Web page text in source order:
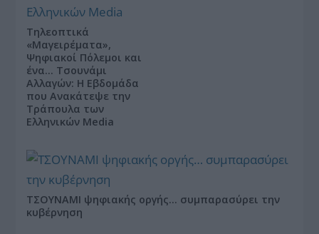
Τηλεοπτικά
«Μαγειρέματα»,
Ψηφιακοί Πόλεμοι και
ένα… Τσουνάμι
Αλλαγών: Η Εβδομάδα
που Ανακάτεψε την
Τράπουλα των
Ελληνικών Media
ΤΣΟΥΝΑΜΙ ψηφιακής οργής… συμπαρασύρει την
κυβέρνηση